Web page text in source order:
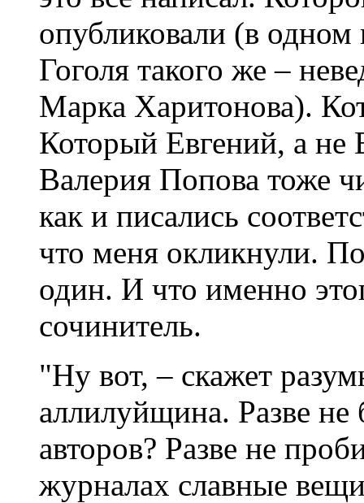
опубликовали (в
Гоголя такого же –
Марка Харитонова).
Который Евгений, а не
Валерия Попова тоже
как и писались
что меня окликнули.
один. И что именно
сочинитель.
"Ну вот, – скажет
аллилуйщина. Разве
авторов? Разве не
журналах славные